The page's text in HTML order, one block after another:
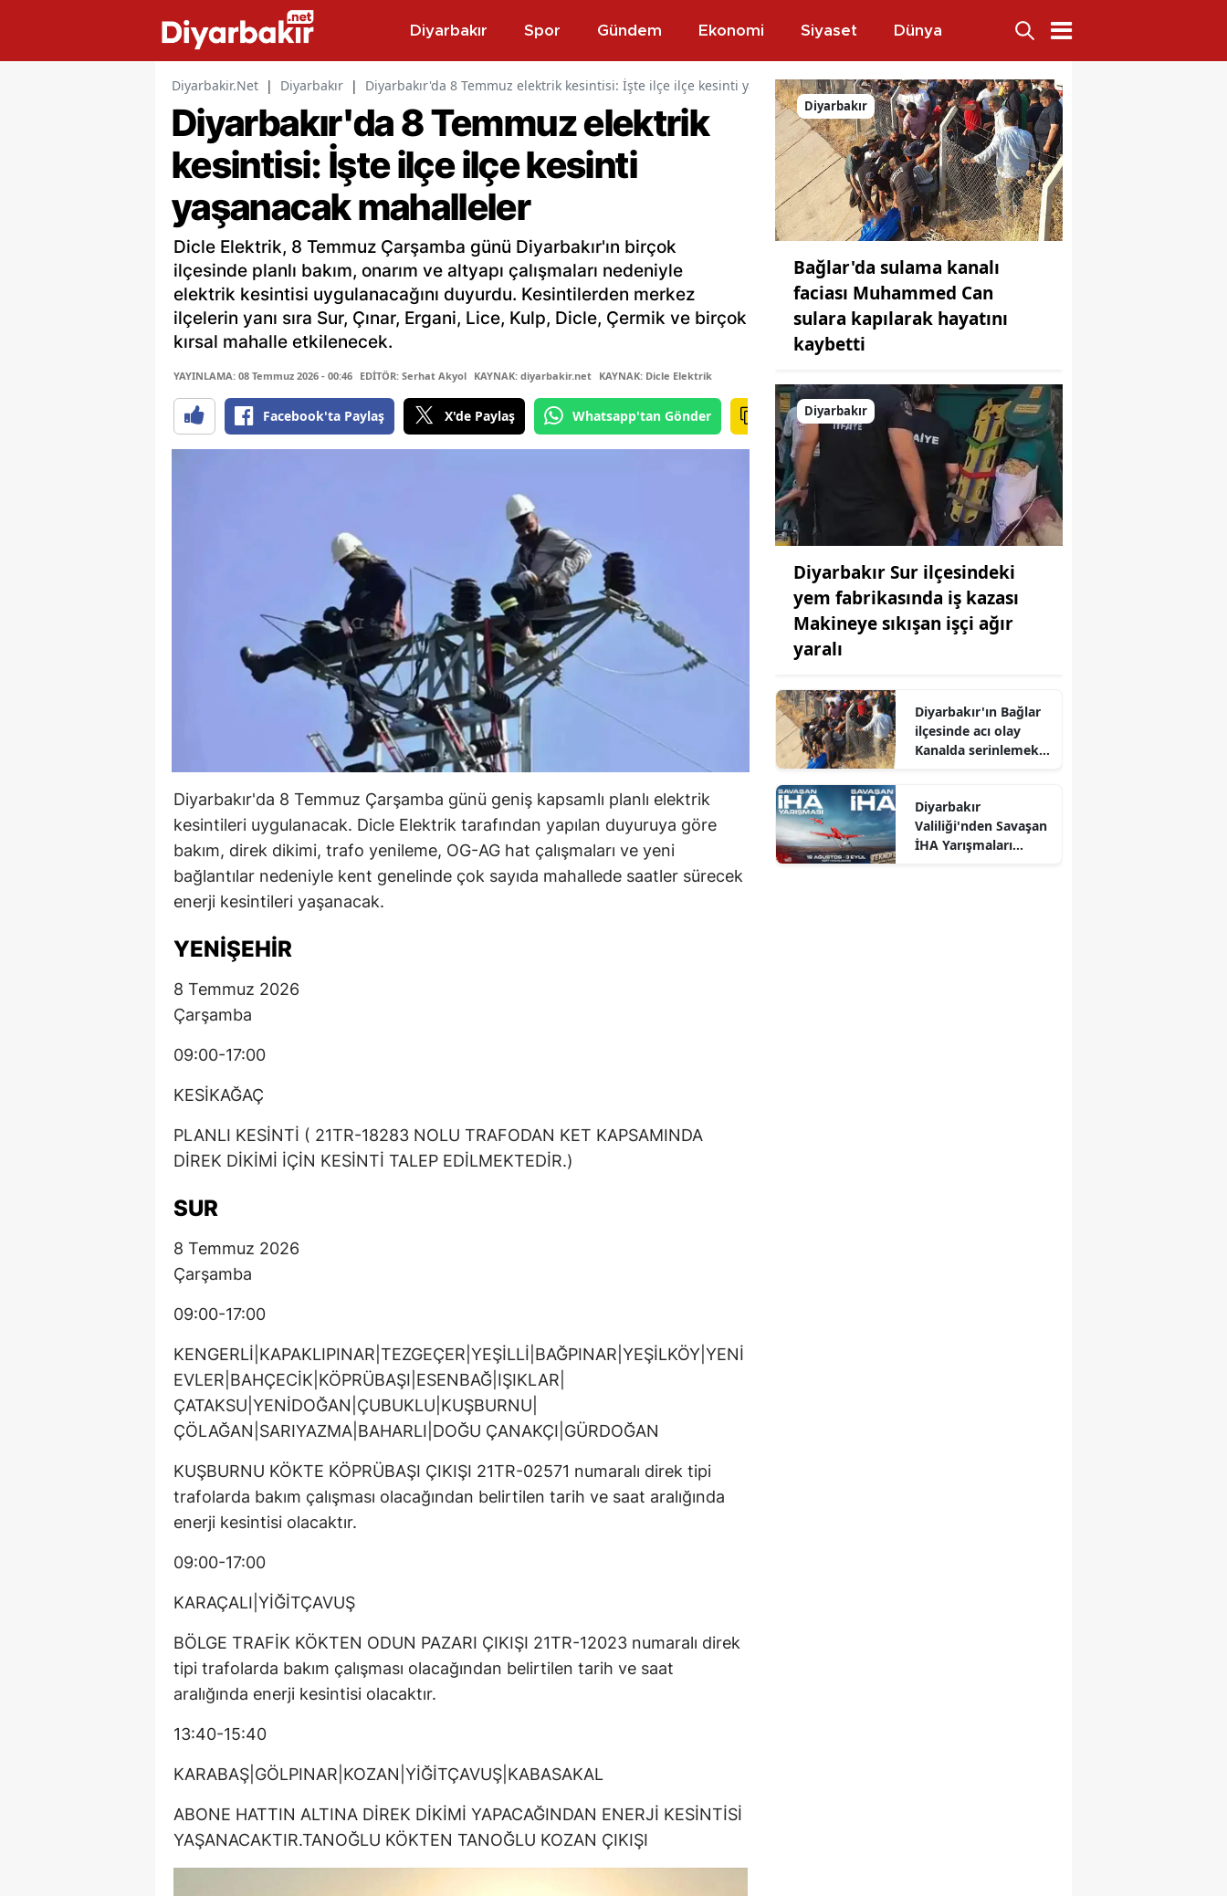
Diyarbakır Spor Gündem Ekonomi Siyaset Dünya
Diyarbakir.Net | Diyarbakır | Diyarbakır'da 8 Temmuz elektrik kesintisi: İşte ilçe ilçe kesinti yaşanacak mahalleler
Diyarbakır'da 8 Temmuz elektrik
kesintisi: İşte ilçe ilçe kesinti
yaşanacak mahalleler
Dicle Elektrik, 8 Temmuz Çarşamba günü Diyarbakır'ın birçok
ilçesinde planlı bakım, onarım ve altyapı çalışmaları nedeniyle
elektrik kesintisi uygulanacağını duyurdu. Kesintilerden merkez
ilçelerin yanı sıra Sur, Çınar, Ergani, Lice, Kulp, Dicle, Çermik ve birçok
kırsal mahalle etkilenecek.
YAYINLAMA: 08 Temmuz 2026 - 00:46 EDİTÖR: Serhat Akyol KAYNAK: diyarbakir.net KAYNAK: Dicle Elektrik
Facebook'ta Paylaş X'de Paylaş Whatsapp'tan Gönder
Diyarbakır'da 8 Temmuz Çarşamba günü geniş kapsamlı planlı elektrik
kesintileri uygulanacak. Dicle Elektrik tarafından yapılan duyuruya göre
bakım, direk dikimi, trafo yenileme, OG-AG hat çalışmaları ve yeni
bağlantılar nedeniyle kent genelinde çok sayıda mahallede saatler sürecek
enerji kesintileri yaşanacak.
YENİŞEHİR
8 Temmuz 2026
Çarşamba
09:00-17:00
KESİKAĞAÇ
PLANLI KESİNTİ ( 21TR-18283 NOLU TRAFODAN KET KAPSAMINDA
DİREK DİKİMİ İÇİN KESİNTİ TALEP EDİLMEKTEDİR.)
SUR
8 Temmuz 2026
Çarşamba
09:00-17:00
KENGERLİ|KAPAKLIPINAR|TEZGEÇER|YEŞİLLİ|BAĞPINAR|YEŞİLKÖY|YENİ
EVLER|BAHÇECİK|KÖPRÜBAŞI|ESENBAĞ|IŞIKLAR|
ÇATAKSU|YENİDOĞAN|ÇUBUKLU|KUŞBURNU|
ÇÖLAĞAN|SARIYAZMA|BAHARLI|DOĞU ÇANAKÇI|GÜRDOĞAN
KUŞBURNU KÖKTE KÖPRÜBAŞI ÇIKIŞI 21TR-02571 numaralı direk tipi
trafolarda bakım çalışması olacağından belirtilen tarih ve saat aralığında
enerji kesintisi olacaktır.
09:00-17:00
KARAÇALI|YİĞİTÇAVUŞ
BÖLGE TRAFİK KÖKTEN ODUN PAZARI ÇIKIŞI 21TR-12023 numaralı direk
tipi trafolarda bakım çalışması olacağından belirtilen tarih ve saat
aralığında enerji kesintisi olacaktır.
13:40-15:40
KARABAŞ|GÖLPINAR|KOZAN|YİĞİTÇAVUŞ|KABASAKAL
ABONE HATTIN ALTINA DİREK DİKİMİ YAPACAĞINDAN ENERJİ KESİNTİSİ
YAŞANACAKTIR.TANOĞLU KÖKTEN TANOĞLU KOZAN ÇIKIŞI
Diyarbakır
Bağlar'da sulama kanalı
faciası Muhammed Can
sulara kapılarak hayatını
kaybetti
Diyarbakır
Diyarbakır Sur ilçesindeki
yem fabrikasında iş kazası
Makineye sıkışan işçi ağır
yaralı
Diyarbakır'ın Bağlar
ilçesinde acı olay
Kanalda serinlemek
Diyarbakır
Valiliği'nden Savaşan
İHA Yarışmaları